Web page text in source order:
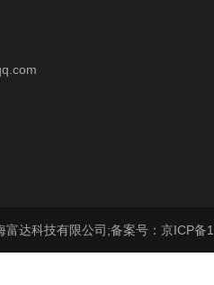
达科技有限公司;备案号：京ICP备